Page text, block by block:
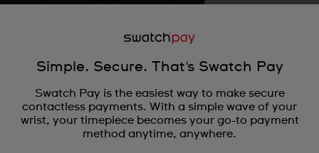
Simple. Secure. That's Swatch Pay
Swatch Pay is the easiest way to make secure
contactless payments. With a simple wave of your
wrist, your timepiece becomes your go-to payment
method anytime, anywhere.